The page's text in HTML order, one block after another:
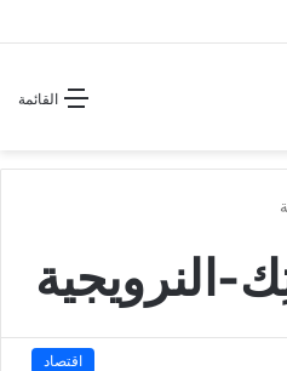
القائمة
النرويجية
اقتصاد